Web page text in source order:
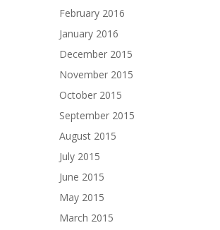
February 2016
January 2016
December 2015
November 2015
October 2015
September 2015
August 2015
July 2015
June 2015
May 2015
March 2015